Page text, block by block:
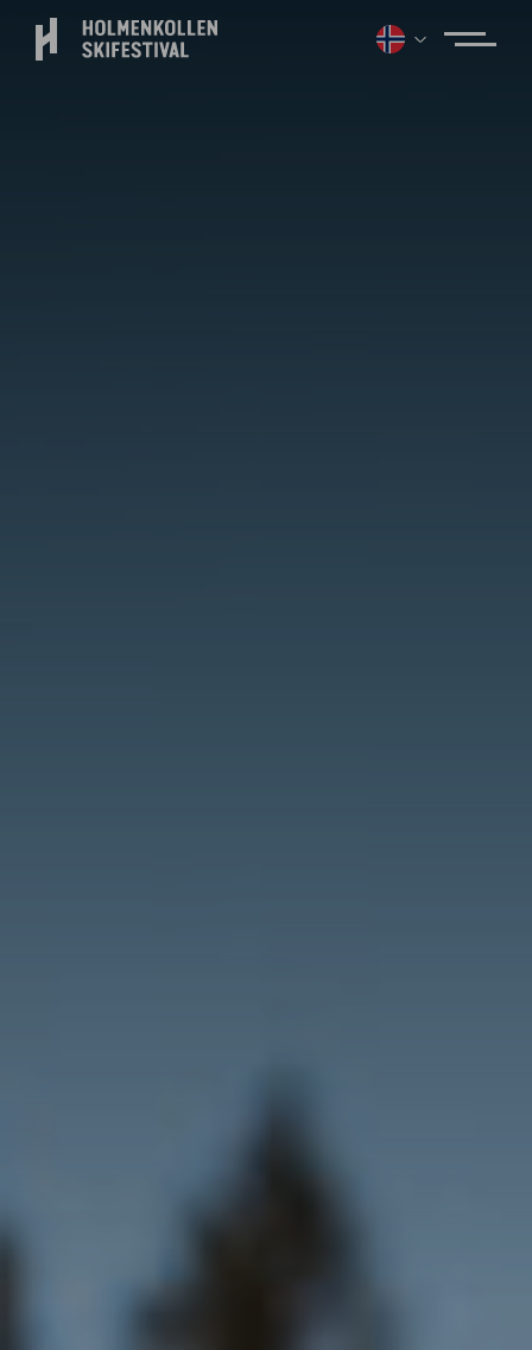
Oppgi en gyldig video-URL